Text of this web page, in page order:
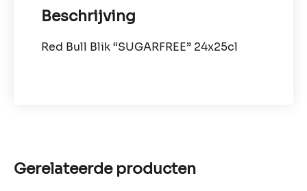
Beschrijving
Red Bull Blik “SUGARFREE” 24x25cl
Gerelateerde producten